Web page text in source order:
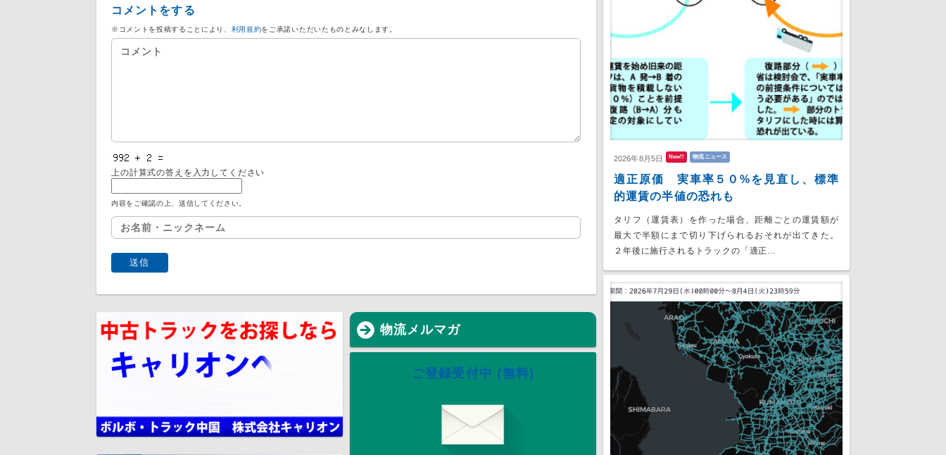
コメントをする
※コメントを投稿することにより、 利用規約をご承諾いただいたものとみなします。
上の計算式の答えを入力してください
内容をご確認の上、送信してください。
2026年8月5日 New!! 物流ニュース
適正原価 実車率５０%を見直し、標準
的運賃の半値の恐れも
タリフ（運賃表）を作った場合、距離ごとの運賃額が
最大で半額にまで切り下げられるおそれが出てきた。
２年後に施行されるトラックの「適正...
物流メルマガ
ご登録受付中 (無料)